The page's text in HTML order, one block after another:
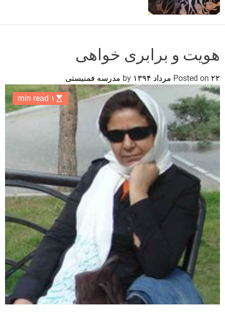
e
هویت و برابری خواهی
Posted on ۲۲ مرداد ۱۳۹۴ مدرسه فمنیستی
۱ min read